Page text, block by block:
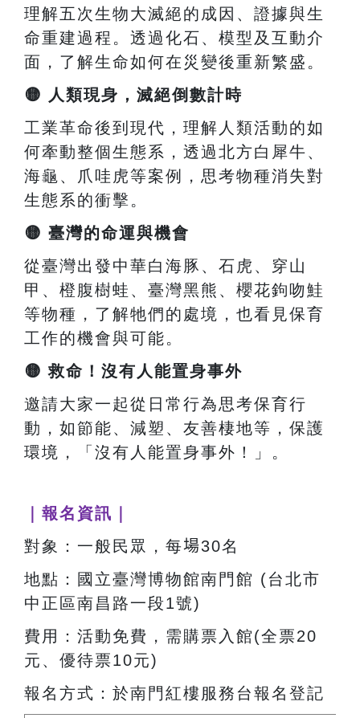
理解五次生物大滅絕的成因、證據與生
命重建過程。透過化石、模型及互動介
面，了解生命如何在災變後重新繁盛。
🟡 人類現身，滅絕倒數計時
工業革命後到現代，理解人類活動的如
何牽動整個生態系，透過北方白犀牛、
海龜、爪哇虎等案例，思考物種消失對
生態系的衝擊。
🟡 臺灣的命運與機會
從臺灣出發中華白海豚、石虎、穿山
甲、橙腹樹蛙、臺灣黑熊、櫻花鉤吻鮭
等物種，了解牠們的處境，也看見保育
工作的機會與可能。
🟡 救命！沒有人能置身事外
邀請大家一起從日常行為思考保育行
動，如節能、減塑、友善棲地等，保護
環境，「沒有人能置身事外！」。
｜報名資訊｜
對象：一般民眾，每場30名
地點：國立臺灣博物館南門館 (台北市
中正區南昌路一段1號)
費用：活動免費，需購票入館(全票20
元、優待票10元)
報名方式：於南門紅樓服務台報名登記